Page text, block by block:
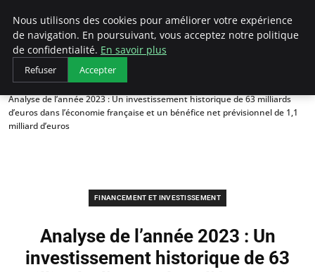
LECFCM
Accueil
Financement et investissement
Analyse de l’année 2023 : Un investissement historique de 63 milliards
d’euros dans l’économie française et un bénéfice net prévisionnel de 1,1
milliard d’euros
FINANCEMENT ET INVESTISSEMENT
Analyse de l’année 2023 : Un
investissement historique de 63
Nous utilisons des cookies pour améliorer votre expérience
de navigation. En poursuivant, vous acceptez notre politique
de confidentialité. En savoir plus
Refuser Accepter